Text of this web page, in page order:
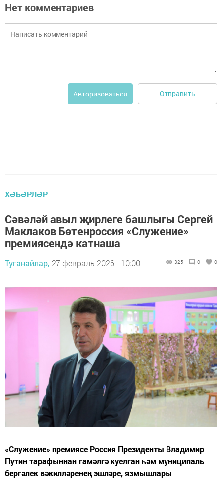
Нет комментариев
Авторизоваться Отправить
ХӘБӘРЛӘР
Сәвәләй авыл җирлеге башлыгы Сергей
Маклаков Бөтенроссия «Служение»
премиясендә катнаша
Туганайлар, 27 февраль 2026 - 10:00 325 0 0
«Служение» премиясе Россия Президенты Владимир
Путин тарафыннан гамәлгә куелган һәм муниципаль
бергәлек вәкилләренең эшләре, язмышлары